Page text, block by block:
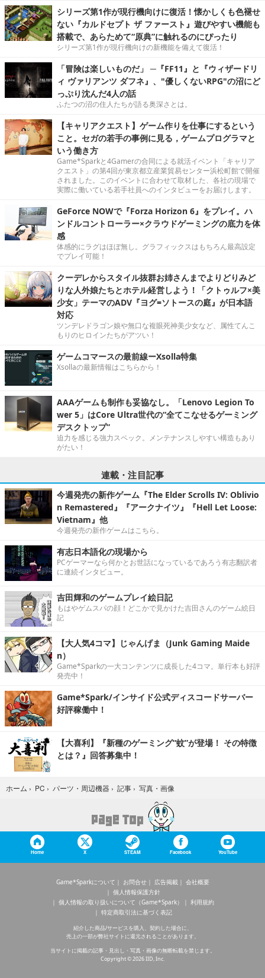
シリーズ第1作が現行機向けに復活！懐かしくも色褪せ
ない『カルドセプト ザ ファースト』遊びやすい機能も
搭載で、あらためて“原典”に触れるのにぴったり
シリーズ第1作が現行機向けの新機能を備えて復活！
「冒険は楽しいものだ」 ─『FF11』と『ウィザードリ
ィ ヴァリアンツ ダフネ』、"優しくないRPG"の沼にど
っぷり沈んだ4人の話
ふたつの沼の住人たちが語る奥深さとは。
【キャリアクエスト】ゲーム作りを仕事にするという
こと。セガの若手の事例に見る，ゲームプログラマと
いう働き方
Game*Sparkと4Gamerの合同による就活イベント「キャリア
クエスト」の第4回が東京都立産業貿易センター浜松町館で開催
されました。このイベントに合わせて取材した、各社の現場で
実際に働いている若手社員へのインタビューをお届けします。
GeForce NOWで『Forza Horizon 6』をプレイ。ハ
ンドルコントローラー×クラウドゲーミングの底力を体
感
体感的にラグはほぼ無し。グラフィックスはもちろん最高設定
でプレイ可能！
クーデレからスタイル抜群お姉さんまでよりどりみど
りな人外娘たちとホテル経営しよう！「クトゥルフ×美
少女」テーマのADV『ヨグ=ソトースの庭』が日本語
対応
ツンデレドラゴン娘や無口な複眼死神美少女など、属性てんこ
もりのヒロインたちがアツい！
ゲームコマースの最前線ーXsolla特集
Xsollaの最新情報はこちらから！
AAAゲームも制作も妥協なし。「Lenovo Legion To
wer 5」はCore Ultra世代の“全てこなせるゲーミング
デスクトップ”
迫力を感じる強力スペック。メンテナンスしやすい構造もあり
がたい！
連載・注目記事
今週発売の新作ゲーム『The Elder Scrolls IV: Oblivio
n Remastered』『アークナイツ』『Hell Let Loose:
Vietnam』他
今週発売の新作ゲームはこちら。
有志日本語化の現場から
PCゲーマーなら何かとお世話になっているであろう有志翻訳者
に連続インタビュー。
吉田輝和のゲームプレイ絵日記
もはやゲムスパの顔！どこかで見かけた吉田さんのゲーム絵日
記
【大人気4コマ】じゃんげま（Junk Gaming Maide
n）
Game*Sparkの一大コンテンツに成長した4コマ。単行本も好評
発売中！
Game*Spark/インサイド公式ディスコードサーバー
好評稼働中！
【大喜利】『新種のゲーミング“蚊”が登場！ その特徴
とは？』回答募集中！
ホーム › PC › パーツ・周辺機器 › 記事 › 写真・画像
Home X STEAM Facebook YouTube
Game*Sparkについて お問合せ 広告掲載
会社概要
個人情報保護方針
個人情報の取り扱いについて（Game*Spark）
利用規約
特定商取引法に基づく表記
紹介した商品/サービスを購入、契約した場合に、
売上の一部が弊社サイトに還元されることがあります。
当サイトに掲載の記事・見出し・写真・画像の無断転載を禁じます。
Copyright © 2026 IID, Inc.